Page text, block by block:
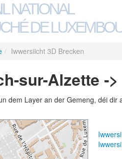
NATIONAL
DE
/ Iwwersiicht 3D Brecken
sur-Alzette -
dem Layer an der Gemeng, déi